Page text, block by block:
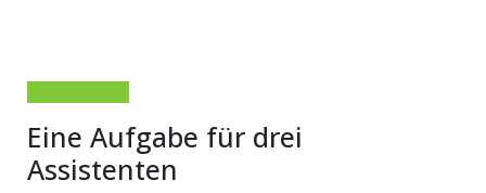
Eine Aufgabe für drei
Assistenten